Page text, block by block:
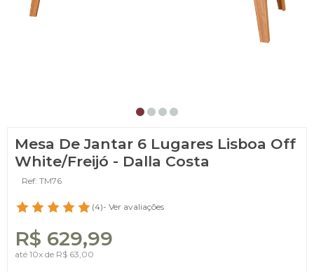
Mesa De Jantar 6 Lugares Lisboa Off
White/Freijó - Dalla Costa
Ref: TM76
(4)- Ver avaliações
R$ 629,99
até 10x de R$ 63,00